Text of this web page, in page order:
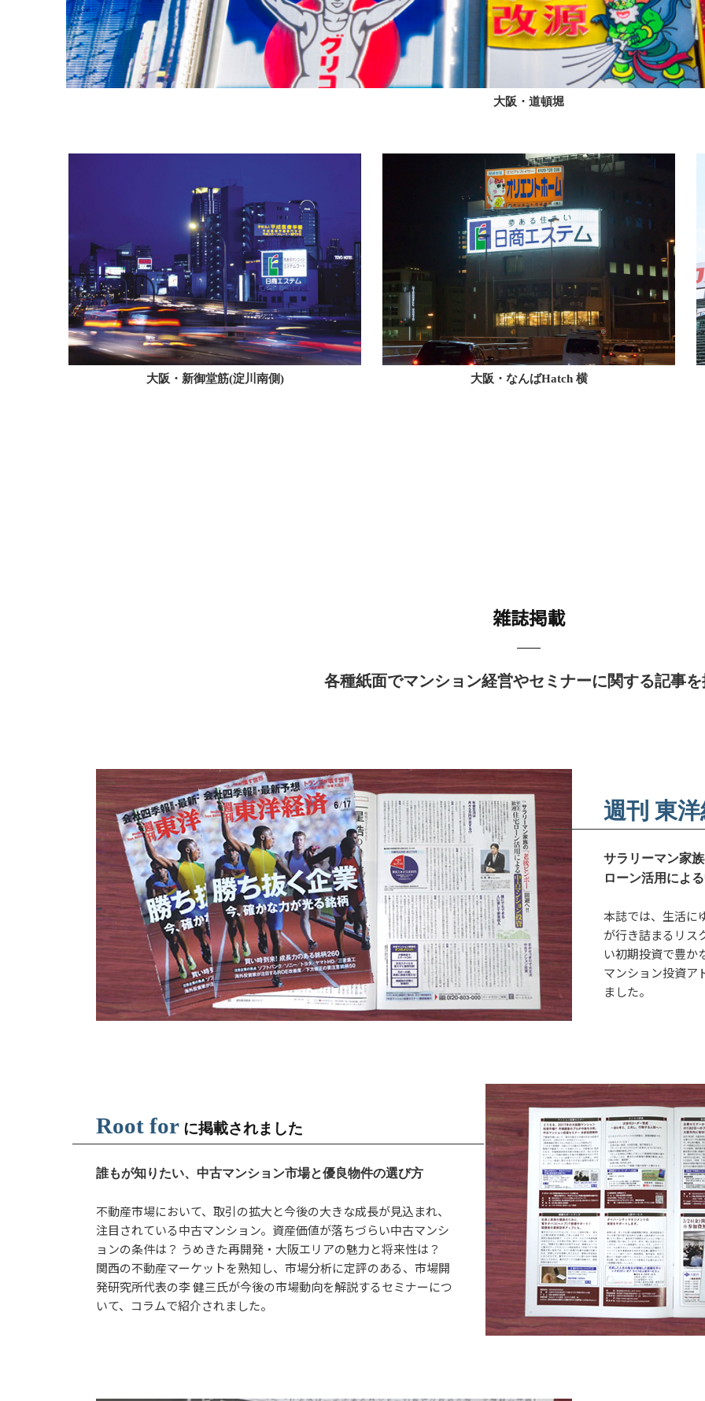
大阪・道頓堀
大阪・新御堂筋(淀川南側) 大阪・なんばHatch 横
雑誌掲載
各種紙面でマンション経営やセミナーに関する記事
週刊 東
サラリーマン家
ローン活用によ
本誌では、生活に
が行き詰まるリス
い初期投資で豊か
マンション投資ア
ました。
Root for に掲載されました
誰もが知りたい、中古マンション市場と優良物件の選び方
不動産市場において、取引の拡大と今後の大きな成長が見込まれ、
注目されている中古マンション。資産価値が落ちづらい中古マンシ
ョンの条件は？ うめきた再開発・大阪エリアの魅力と将来性は？
関西の不動産マーケットを熟知し、市場分析に定評のある、市場開
発研究所代表の李 健三氏が今後の市場動向を解説するセミナーにつ
いて、コラムで紹介されました。